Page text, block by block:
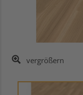
vergrößern